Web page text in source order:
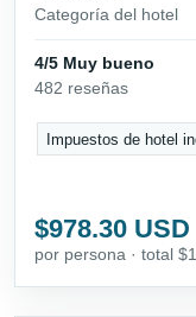
Categoría del hotel
4/5 Muy bueno
482 reseñas
Impuestos de hotel
$978.30 USD
por persona · total